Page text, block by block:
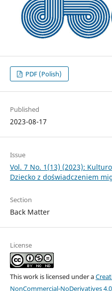
PDF (Polish)
Published
2023-08-17
Issue
Vol. 7 No. 1(13) (2023):
Dziecko z doświadczeniem
Section
Back Matter
License
This work is licensed under a
NonCommercial-NoDerivatives